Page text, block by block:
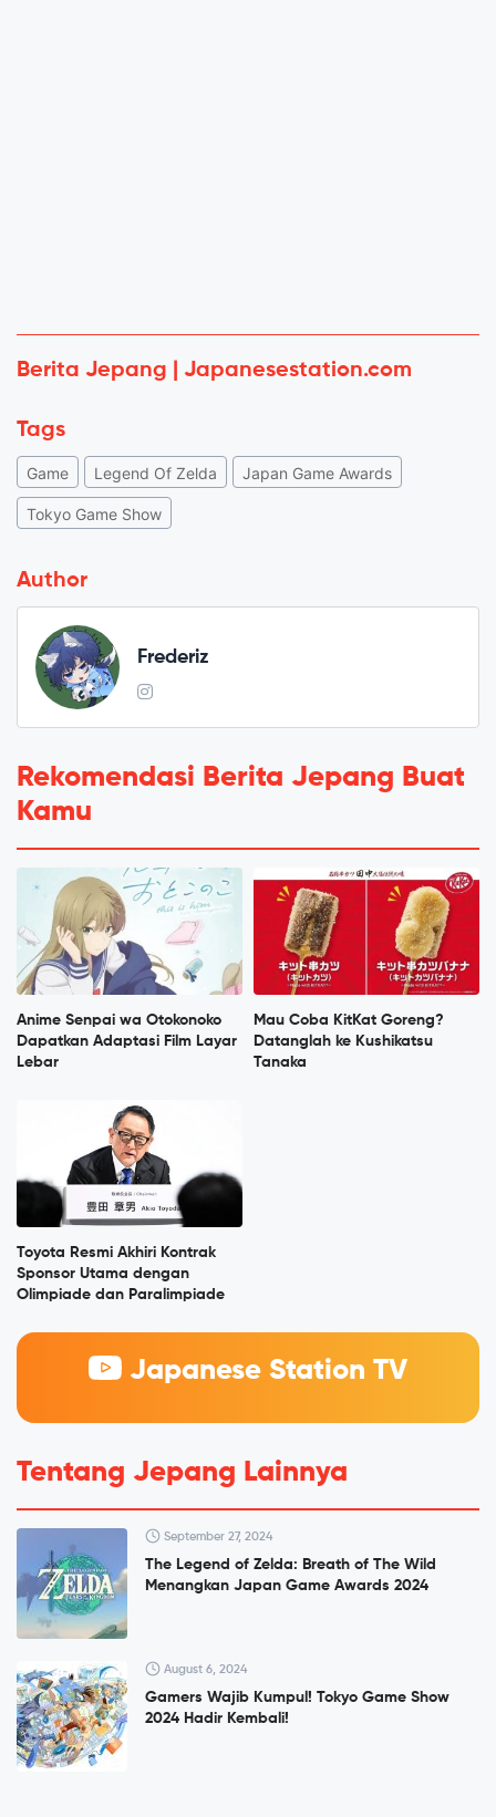
Berita Jepang | Japanesestation.com
Tags
Game Legend Of Zelda Japan Game Awards
Tokyo Game Show
Author
Frederiz
Rekomendasi Berita Jepang Buat
Kamu
Anime Senpai wa Otokonoko
Dapatkan Adaptasi Film Layar
Lebar
Mau Coba KitKat Goreng?
Datanglah ke Kushikatsu
Tanaka
Toyota Resmi Akhiri Kontrak
Sponsor Utama dengan
Olimpiade dan Paralimpiade
Japanese Station TV
Tentang Jepang Lainnya
September 27, 2024
The Legend of Zelda: Breath of The Wild
Menangkan Japan Game Awards 2024
August 6, 2024
Gamers Wajib Kumpul! Tokyo Game Show
2024 Hadir Kembali!